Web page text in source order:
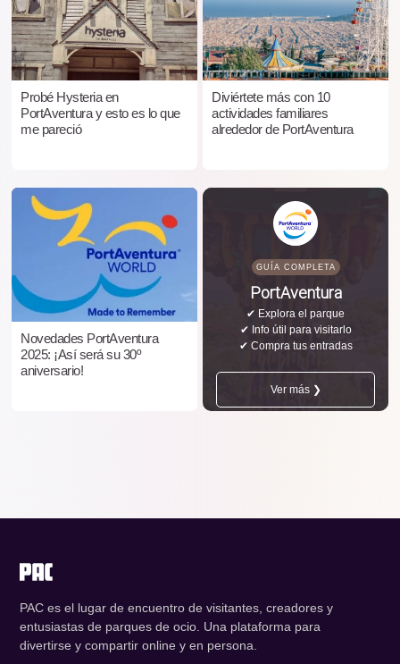
Probé Hysteria en
PortAventura y esto es lo que
me pareció
Diviértete más con 10
actividades familiares
alrededor de PortAventura
Novedades PortAventura
2025: ¡Así será su 30º
aniversario!
GUÍA COMPLETA
PortAventura
✔ Explora el parque
✔ Info útil para visitarlo
✔ Compra tus entradas
Ver más ❯
PAC es el lugar de encuentro de visitantes, creadores y
entusiastas de parques de ocio. Una plataforma para
divertirse y compartir online y en persona.